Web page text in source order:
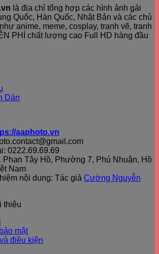
là địa chỉ tổng hợp các hình ảnh gái
Quốc, Hàn Quốc, Nhật Bản và các chủ
anime, meme, cosplay, tranh vẽ, tranh
PHÍ chất lượng cao Full HD hàng đầu
Dán
aaphoto.vn
0222.69.69.69
Phan Tây Hồ, Phường 7, Phú Nhuận, Hồ
Nam
nội dung: Tác giả Cường Nguyễn
thiệu
mật
điều kiện